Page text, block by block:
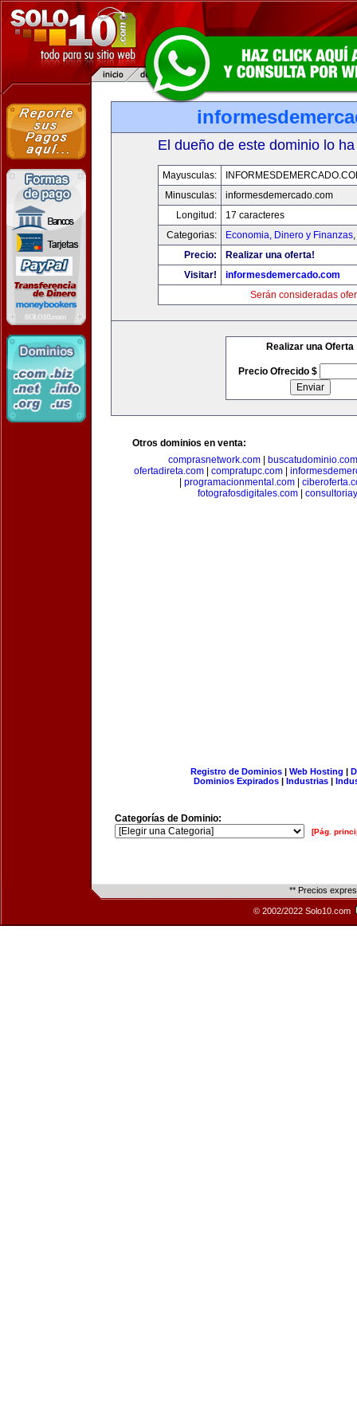
El dueño de este dominio lo
Mayusculas:
Minusculas:
informesdemercado.com
Longitud:
17 caracteres
Categorias:
Economia, Dinero y Finanzas,
Precio:
Realizar una oferta!
Visitar!
informesdemercado.com
Serán consideradas
Realizar una Oferta
Precio Ofrecido $
Otros dominios en venta:
comprasnetwork.com
buscatudominio.com
ofertadireta.com| compratupc.com|
programacionmental.com|
fotografosdigitales.com|
Registro de Dominios| Web Hosting |
Dominios Expirados | Industrias |
Categorías de Dominio:
[Pág.
** Precios
© 2002/2022 Solo10.com